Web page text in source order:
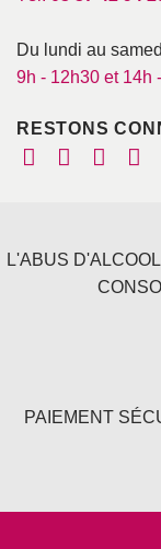
Du lundi au
9h - 12h30 et 14h
RESTONS
L'ABUS
PAIEMENT